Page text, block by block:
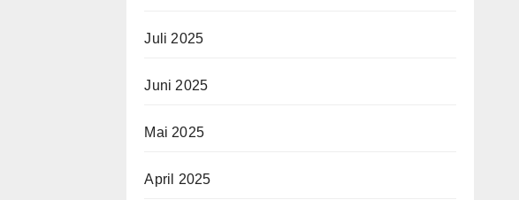
Juli 2025
Juni 2025
Mai 2025
April 2025